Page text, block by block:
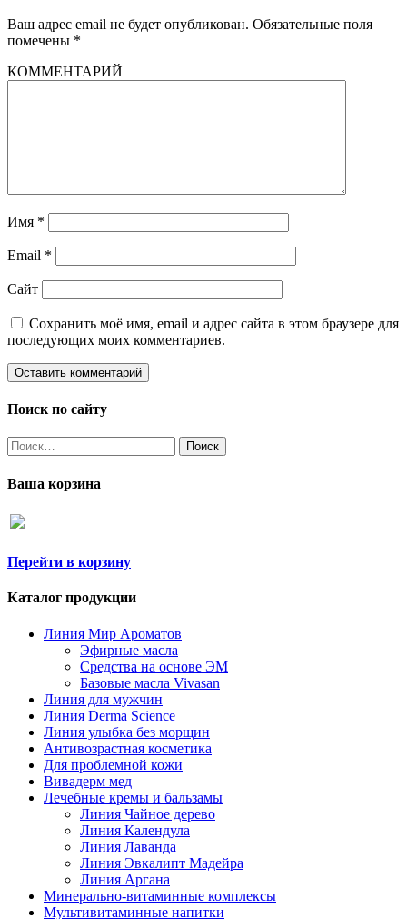
Ваш адрес email не будет опубликован. Обязательные поля
помечены *
КОММЕНТАРИЙ
Имя *
Email *
Сайт
Сохранить моё имя, email и адрес сайта в этом браузере для
последующих моих комментариев.
Поиск по сайту
Найти:
Ваша корзина
Перейти в корзину
Каталог продукции
Линия Мир Ароматов
Эфирные масла
Средства на основе ЭМ
Базовые масла Vivasan
Линия для мужчин
Линия Derma Science
Линия улыбка без морщин
Антивозрастная косметика
Для проблемной кожи
Вивадерм мед
Лечебные кремы и бальзамы
Линия Чайное дерево
Линия Календула
Линия Лаванда
Линия Эвкалипт Мадейра
Линия Аргана
Минерально-витаминные комплексы
Мультивитаминные напитки